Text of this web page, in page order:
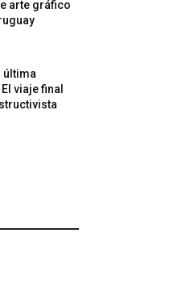
arte gráfico
última
viaje final